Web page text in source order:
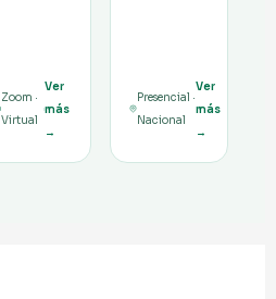
Zoom ·
Virtual
Ver
más
→
Presencial ·
Nacional
Ver
más
→